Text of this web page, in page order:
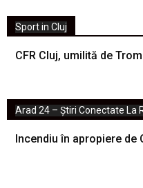
Sport in Cluj
CFR Cluj, umilită de
Arad 24 – Știri Conectate La
Incendiu în apropiere de